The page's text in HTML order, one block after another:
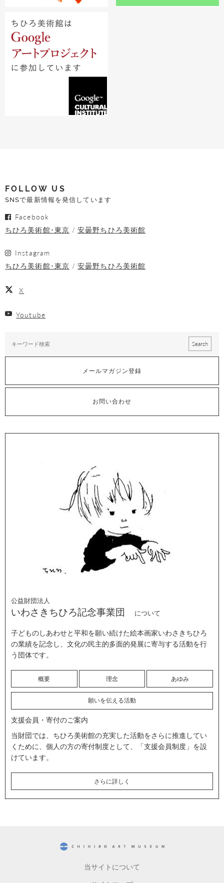
FOLLOW US
SNSで最新情報を発信しています
Facebook
ちひろ美術館･東京
安曇野ちひろ美術館
Instagram
ちひろ美術館･東京
安曇野ちひろ美術館
X
Youtube
メールマガジン登録
お問い合わせ
公益財団法人
いわさきちひろ記念事業団 について
子どものしあわせと平和を願い続けた絵本画家いわさきちひろ
の業績を記念し、文化の民主的多面的発展に寄与する活動を行
う団体です。
概要 理念 あゆみ
願いを伝える活動
支援会員・寄付のご案内
当財団では、ちひろ美術館の充実した活動をさらに推進してい
くために、個人の方の寄付制度として、「支援会員制度」を設
けています。
さらに詳しく
当サイトについて